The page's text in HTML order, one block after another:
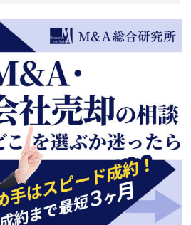
／CA）とは
／CA）の目的
／CA）の手順
／CA）の注意点
CA）の記載内容と雛形
覧
CA）に関する相談先
／CA）のまとめ